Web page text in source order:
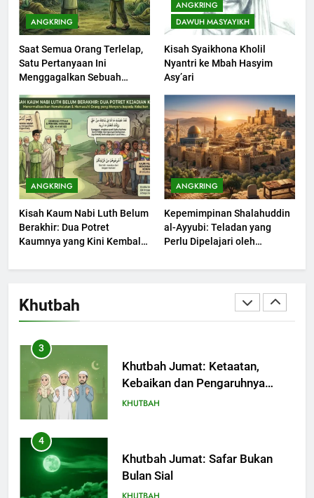
ANGKRING
Saat Semua Orang Terlelap,
Satu Pertanyaan Ini
Menggagalkan Sebuah
ANGKRING
DAWUH MASYAYIKH
Kisah Syaikhona Kholil
Nyantri ke Mbah Hasyim
Asy’ari
ANGKRING
Kisah Kaum Nabi Luth Belum
Berakhir: Dua Potret
Kaumnya yang Kini Kembali
ANGKRING
Kepemimpinan Shalahuddin
al-Ayyubi: Teladan yang
Perlu Dipelajari oleh
(2)
Khutbah
Bisa Diterima
KHUTBAH
203
Muharram Bulan Bersejarah
KHUTBAH
1
Khutbah Jumat: Mengapa Orang
Dengki Tak Akan Pernah
Berjaya?
KHUTBAH
Khutbah Jumat: Melihat
Limpahan Nikmat Allah
3
Khutbah Jumat: Ketaatan,
Kebaikan dan Pengaruhnya
dalam Jiwa Manusia
KHUTBAH
4
Khutbah Jumat: Safar Bukan
Bulan Sial